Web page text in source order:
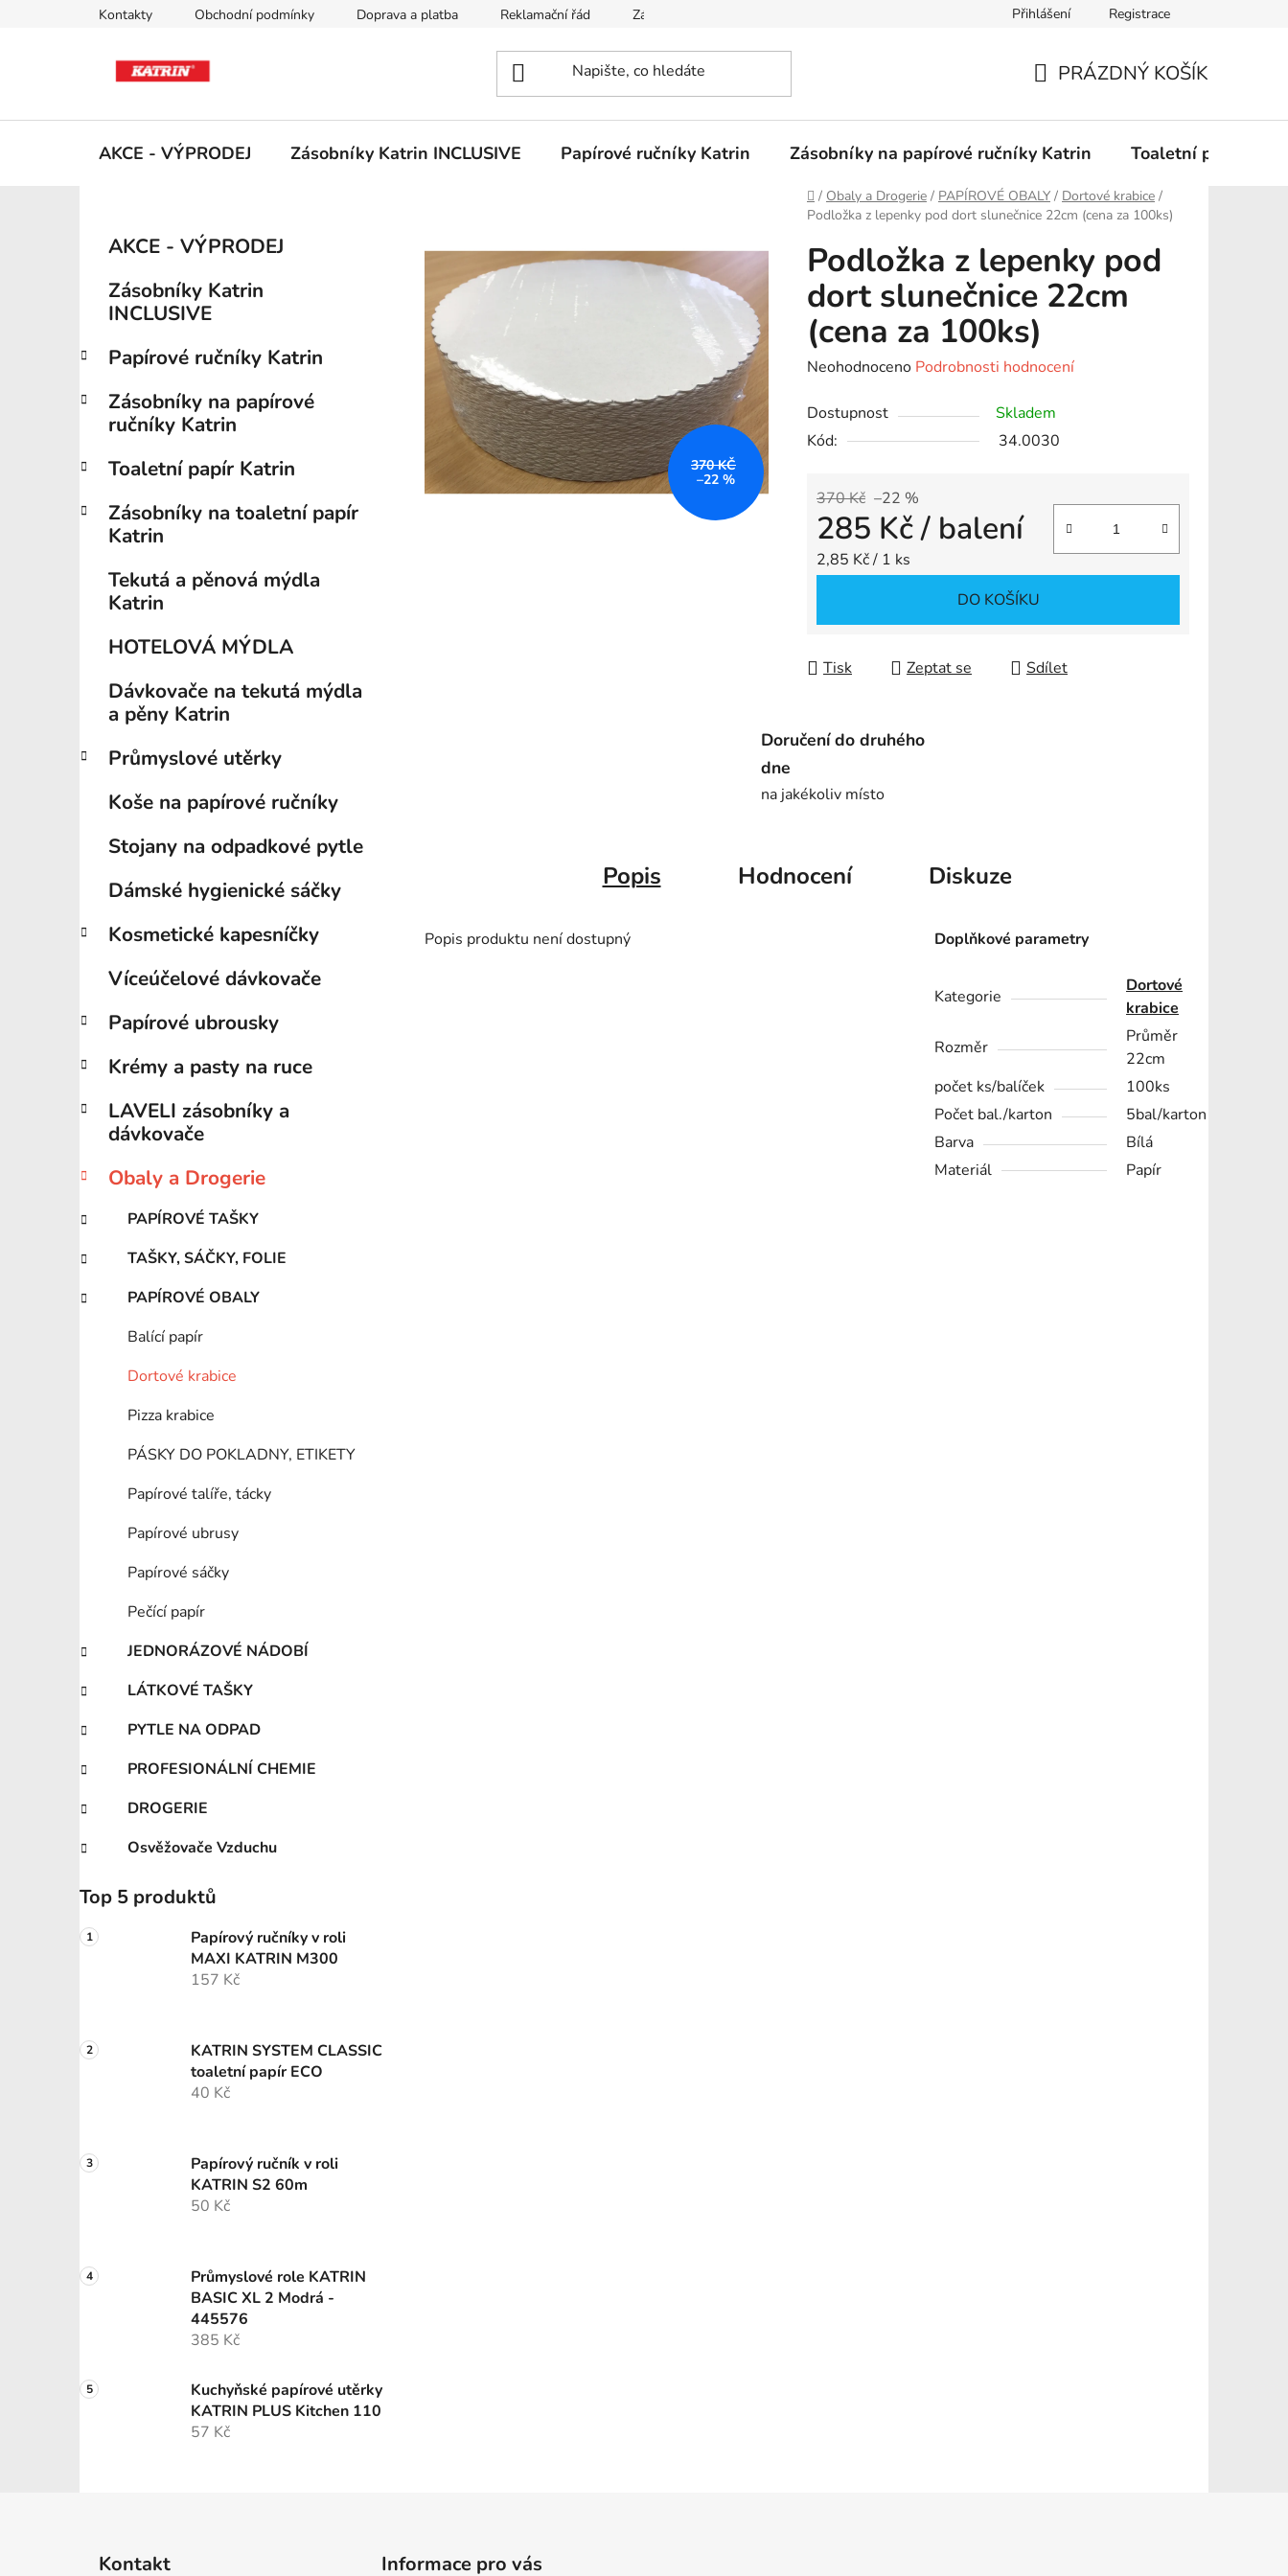
Kontakty Obchodní podmínky Doprava a platba Reklamační řád Zásady používání souborů cookies Podmínky ochrany osobních údajů
Přihlášení Registrace
KOŠÍK
PRÁZDNÝ KOŠÍK
AKCE - VÝPRODEJ Zásobníky Katrin INCLUSIVE Papírové ručníky Katrin Zásobníky na papírové ručníky Katrin Toaletní papír
Domů
/ Obaly a Drogerie / PAPÍROVÉ OBALY / Dortové krabice /
Podložka z lepenky pod dort slunečnice 22cm (cena za 100ks)
a
n
p
n
Přeskočit
kategorie
r
e
AKCE - VÝPRODEJ
Zásobníky Katrin
INCLUSIVE
Papírové ručníky Katrin
Zásobníky na papírové
ručníky Katrin
Toaletní papír Katrin
Zásobníky na toaletní papír
Katrin
Tekutá a pěnová mýdla
Katrin
HOTELOVÁ MÝDLA
Dávkovače na tekutá mýdla
a pěny Katrin
Průmyslové utěrky
Koše na papírové ručníky
Stojany na odpadkové pytle
Dámské hygienické sáčky
Kosmetické kapesníčky
Víceúčelové dávkovače
Papírové ubrousky
Krémy a pasty na ruce
LAVELI zásobníky a
dávkovače
Obaly a Drogerie
PAPÍROVÉ TAŠKY
TAŠKY, SÁČKY, FOLIE
PAPÍROVÉ OBALY
Balící papír
Dortové krabice
Pizza krabice
PÁSKY DO POKLADNY, ETIKETY
Papírové talíře, tácky
Papírové ubrusy
Papírové sáčky
Pečící papír
JEDNORÁZOVÉ NÁDOBÍ
LÁTKOVÉ TAŠKY
PYTLE NA ODPAD
PROFESIONÁLNÍ CHEMIE
DROGERIE
Osvěžovače Vzduchu
Top 5 produktů
Papírový ručníky v roli
MAXI KATRIN M300
157 Kč
KATRIN SYSTEM CLASSIC
toaletní papír ECO
40 Kč
Papírový ručník v roli
KATRIN S2 60m
50 Kč
Průmyslové role KATRIN
BASIC XL 2 Modrá -
445576
385 Kč
Kuchyňské papírové utěrky
KATRIN PLUS Kitchen 110
57 Kč
Podložka z lepenky pod
dort slunečnice 22cm
(cena za 100ks)
Průměrné
produktu
je
Neohodnoceno Podrobnosti hodnocení
Dostupnost
Skladem
Kód:
34.0030
370 Kč –22 %
285 Kč/ balení
Měrná cena:
2,85 Kč / 1 ks
DO KOŠÍKU
Tisk Zeptat se Sdílet
370 KČ
–22 %
Doručení do druhého
dne
na jakékoliv místo
Popis Hodnocení Diskuze
Popis produktu není dostupný Doplňkové parametry
Kategorie
Dortové
krabice
Rozměr
Průměr
22cm
počet ks/balíček
100ks
Počet bal./karton
5bal/karton
Barva
Bílá
Materiál
Papír
Kontakt Informace pro vás